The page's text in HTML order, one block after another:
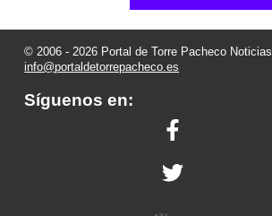
© 2006 - 2026 Portal de Torre Pacheco Noticias
info@portaldetorrepacheco.es
Síguenos en: